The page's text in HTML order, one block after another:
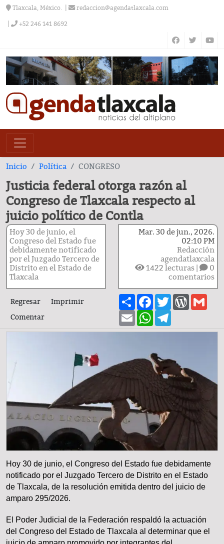
Tlaxcala, México. redaccion@agendatlaxcala.com
+52 246 141 8692
Inicio Política CONGRESO
Justicia federal otorga razón al
Congreso de Tlaxcala respecto al
juicio político de Contla
Hoy 30 de junio, el
Congreso del Estado fue
debidamente notificado
por el Juzgado Tercero de
Distrito en el Estado de
Tlaxcala
Mar. 30 de jun., 2026.
02:10 PM
Redacción
agendatlaxcala
1422 lecturas |
0
comentarios
Regresar
Imprimir
Comentar
ShareFacebook
Twitter
EmailWhatsApp
Hoy 30 de junio, el Congreso del Estado fue debidamente
notificado por el Juzgado Tercero de Distrito en el Estado
de Tlaxcala, de la resolución emitida dentro del juicio de
amparo 295/2026.
El Poder Judicial de la Federación respaldó la actuación
del Congreso del Estado de Tlaxcala al determinar que el